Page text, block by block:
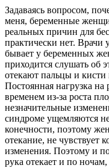
Задаваясь вопросом,
меня, беременные
реальных причин для
практически нет. Врачи
бывает у беременных
приходится слушать об
отекают пальцы и
Постоянная нагрузка на
временем из-за роста
незначительные
синдроме ущемляются
конечности, поэтому
отекание, не чувствует
изменения. Поэтому и
рука отекает и по